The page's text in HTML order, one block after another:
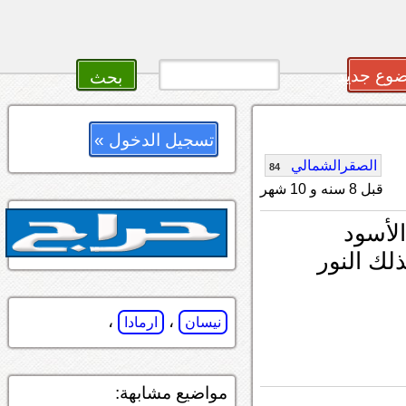
جديد
الصقرالشمالي 84
قبل 8 سنه و 10 شهر
النور
تسجيل الدخول »
نيسان ، ارمادا ،
مواضيع مشابهة: